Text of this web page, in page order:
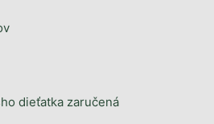
dieťatka zaručená